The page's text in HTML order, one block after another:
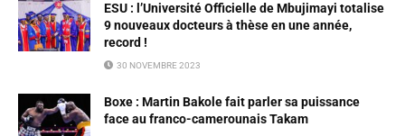
ESU : l’Université Officielle de Mbujimayi totalise
9 nouveaux docteurs à thèse en une année,
record !
30 NOVEMBRE 2023
Boxe : Martin Bakole fait parler sa puissance
face au franco-camerounais Takam